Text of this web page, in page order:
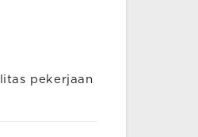
pekerjaan